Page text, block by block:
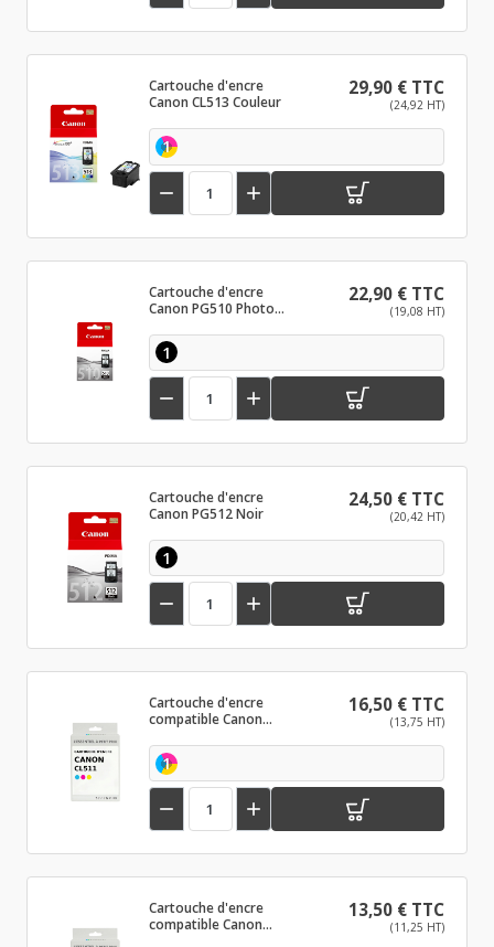
Cartouche d'encre
Canon CL513 Couleur
29,90 € TTC
(24,92 HT)
1
 
Cartouche d'encre
Canon PG510 Photo
22,90 € TTC
(19,08 HT)
1
 
Cartouche d'encre
Canon PG512 Noir
24,50 € TTC
(20,42 HT)
1
 
Cartouche d'encre
compatible Canon
16,50 € TTC
(13,75 HT)
1
 
Cartouche d'encre
compatible Canon
13,50 € TTC
(11,25 HT)